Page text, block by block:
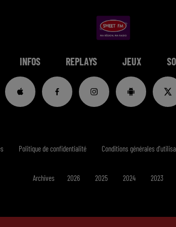
INFOS REPLAYS JEUX
Politique de confidentialité Conditions générales
Archives 2026 2025 2024 2023